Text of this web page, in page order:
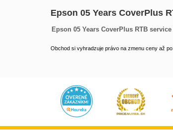
Epson 05 Years CoverPlus
Epson 05 Years CoverPlus RTB service
Obchod si vyhradzuje právo na zmenu ceny až